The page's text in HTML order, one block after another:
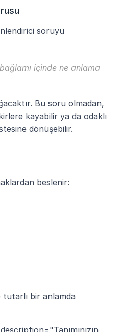
soruyu
içinde ne anlama
Bu soru olmadan,
kayabilir ya da odaklı
dönüşebilir.
beslenir:
bir anlamda